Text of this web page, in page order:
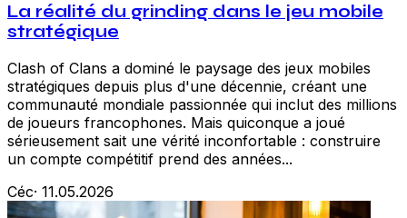
La réalité du grinding dans le jeu mobile
stratégique
Clash of Clans a dominé le paysage des jeux mobiles
stratégiques depuis plus d'une décennie, créant une
communauté mondiale passionnée qui inclut des millions
de joueurs francophones. Mais quiconque a joué
sérieusement sait une vérité inconfortable : construire
un compte compétitif prend des années...
Céc· 11.05.2026